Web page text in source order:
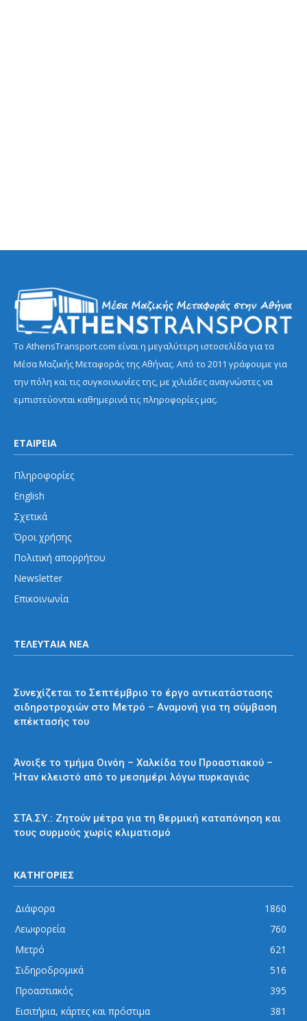
Το AthensTransport.com είναι η μεγαλύτερη ιστοσελίδα για τα
Μέσα Μαζικής Μεταφοράς της Αθήνας. Από το 2011 γράφουμε για
την πόλη και τις συγκοινωνίες της, με χιλιάδες αναγνώστες να
εμπιστεύονται καθημερινά τις πληροφορίες μας.
ΕΤΑΙΡΕΙΑ
Πληροφορίες
English
Σχετικά
Όροι χρήσης
Πολιτική απορρήτου
Newsletter
Επικοινωνία
ΤΕΛΕΥΤΑΙΑ ΝΕΑ
Συνεχίζεται το Σεπτέμβριο το έργο αντικατάστασης
σιδηροτροχιών στο Μετρό – Αναμονή για τη σύμβαση
επέκτασής του
Άνοιξε το τμήμα Οινόη – Χαλκίδα του Προαστιακού –
Ήταν κλειστό από το μεσημέρι λόγω πυρκαγιάς
ΣΤΑ.ΣΥ.: Ζητούν μέτρα για τη θερμική καταπόνηση και
τους συρμούς χωρίς κλιματισμό
ΚΑΤΗΓΟΡΙΕΣ
Διάφορα
1860
Λεωφορεία
760
Μετρό
621
Σιδηροδρομικά
516
Προαστιακός
395
Εισιτήρια, κάρτες και πρόστιμα
381